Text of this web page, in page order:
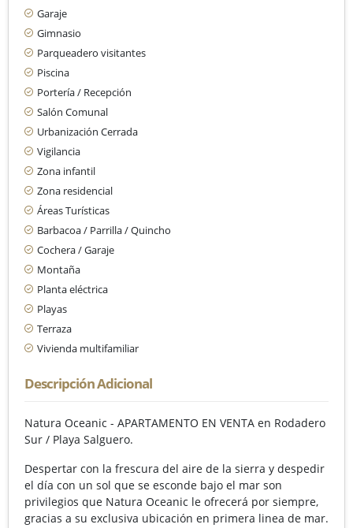
Garaje
Gimnasio
Parqueadero visitantes
Piscina
Portería / Recepción
Salón Comunal
Urbanización Cerrada
Vigilancia
Zona infantil
Zona residencial
Áreas Turísticas
Barbacoa / Parrilla / Quincho
Cochera / Garaje
Montaña
Planta eléctrica
Playas
Terraza
Vivienda multifamiliar
Descripción Adicional
Natura Oceanic - APARTAMENTO EN VENTA en Rodadero
Sur / Playa Salguero.
Despertar con la frescura del aire de la sierra y despedir
el día con un sol que se esconde bajo el mar son
privilegios que Natura Oceanic le ofrecerá por siempre,
gracias a su exclusiva ubicación en primera linea de mar.